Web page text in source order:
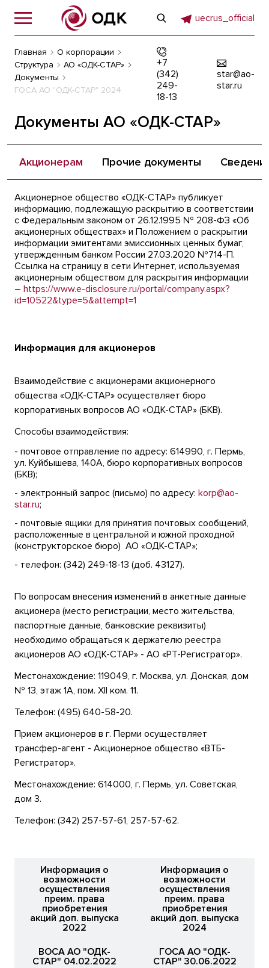
uecrus_official
Главная
О корпорации
Структура
АО «ОДК-СТАР»
Документы
ГОСА АО "ОДК-СТАР" 2024
+7
(342)
249-
18-13
star@ao-
star.ru
Документы АО «ОДК-СТАР»
Акционерам Прочие документы
Акционерное общество «ОДК-СТАР» публикует
информацию, подлежащую раскрытию в соответствии
с Федеральным законом от 26.12.1995 № 208-ФЗ «Об
акционерных обществах» и Положением о раскрытии
информации эмитентами эмиссионных ценных бумаг,
утвержденным банком России 27.03.2020 №714-П.
Ссылка на страницу в сети Интернет, используемая
акционерным обществом для раскрытия информации
– https://www.e-disclosure.ru/portal/company.aspx?
id=10522&type=5&attempt=1
Информация для акционеров
Взаимодействие с акционерами акционерного
общества «ОДК-СТАР» осуществляет бюро
корпоративных вопросов АО «ОДК-СТАР» (БКВ).
Способы взаимодействия:
- почтовое отправление по адресу: 614990, г. Пермь,
ул. Куйбышева, 140А, бюро корпоративных вопросов
(БКВ);
- электронный запрос (письмо) по адресу: korp@ao-
star.ru;
- почтовые ящики для принятия почтовых сообщений,
расположенные в центральной и южной проходной
(конструкторское бюро) АО «ОДК-СТАР»;
- телефон: (342) 249-18-13 (доб. 43127).
По вопросам внесения изменений в анкетные данные
акционера (место регистрации, место жительства,
паспортные данные, банковские реквизиты)
необходимо обращаться к держателю реестра
акционеров АО «ОДК-СТАР» - АО «РТ-Регистратор».
Местонахождение: 119049, г. Москва, ул. Донская, дом
№ 13, этаж 1А, пом. ХII ком. 11.
Телефон: (495) 640-58-20.
Прием акционеров в г. Перми осуществляет
трансфер-агент - Акционерное общество «ВТБ-
Регистратор».
Местонахождение: 614000, г. Пермь, ул. Советская,
дом 3.
Телефон: (342) 257-57-61, 257-57-62.
Информация о
возможности
осуществления
преим. права
приобретения
акций доп. выпуска
2022
Информация о
возможности
осуществления
преим. права
приобретения
акций доп. выпуска
2024
ВОСА АО "ОДК-
СТАР" 04.02.2022
ГОСА АО "ОДК-
СТАР" 30.06.2022